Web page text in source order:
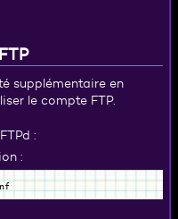
supplémentaire en
le compte FTP.
:
: